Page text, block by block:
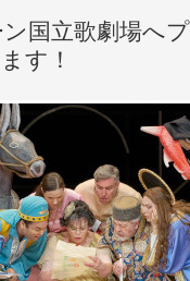
国立歌劇場へ
す！